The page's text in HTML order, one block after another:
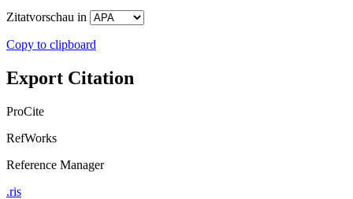
Zitatvorschau in
Copy to clipboard
Export Citation
ProCite
RefWorks
Reference Manager
.ris